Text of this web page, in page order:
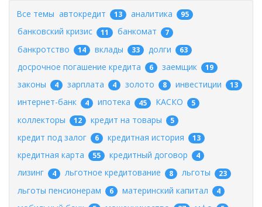
Все темы автокредит 13 аналитика 95
банковский кризис 11 банкомат 7
банкротство 14 вклады 33 долги 63
досрочное погашение кредита 6 заемщик 19
законы 4 зарплата 4 золото 8 инвестиции 13
интернет-банк 4 ипотека 45 КАСКО 5
коллекторы 12 кредит на товары 5
кредит под залог 6 кредитная история 13
кредитная карта 55 кредитный договор 4
лизинг 4 льготное кредитование 8 льготы 23
льготы пенсионерам 6 материнский капитал 4